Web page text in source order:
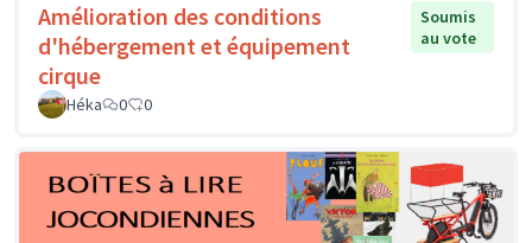
Amélioration des conditions
d'hébergement et équipement
cirque
Soumis
au vote
Héka 0 0